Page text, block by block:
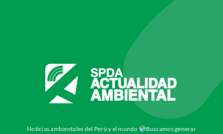
Noticias ambientales del Perú y el mundo Buscamos generar